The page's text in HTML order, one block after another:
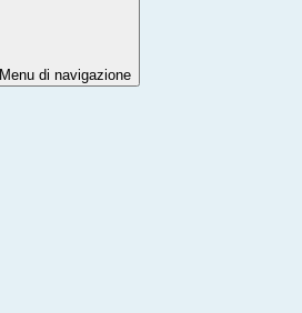
Menu di navigazione